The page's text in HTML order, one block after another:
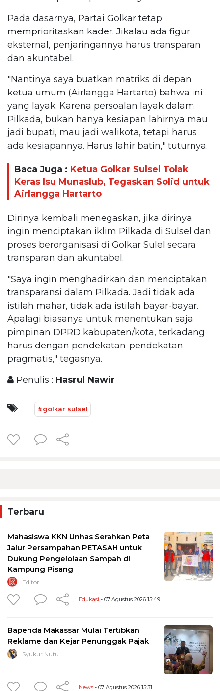
Pada dasarnya, Partai Golkar tetap
memprioritaskan kader. Jikalau ada figur
eksternal, penjaringannya harus transparan
dan akuntabel.
"Nantinya saya buatkan matriks di depan
ketua umum (Airlangga Hartarto) bahwa ini
yang layak. Karena persoalan layak dalam
Pilkada, bukan hanya kesiapan lahirnya mau
jadi bupati, mau jadi walikota, tetapi harus
ada kesiapannya. Harus lahir batin," tuturnya.
Baca Juga : Ketua Golkar Sulsel Tolak
Keras Isu Munaslub, Tegaskan Solid untuk
Airlangga Hartarto
Dirinya kembali menegaskan, jika dirinya
ingin menciptakan iklim Pilkada di Sulsel dan
proses berorganisasi di Golkar Sulel secara
transparan dan akuntabel.
"Saya ingin menghadirkan dan menciptakan
transparansi dalam Pilkada. Jadi tidak ada
istilah mahar, tidak ada istilah bayar-bayar.
Apalagi biasanya untuk menentukan saja
pimpinan DPRD kabupaten/kota, terkadang
harus dengan pendekatan-pendekatan
pragmatis," tegasnya.
Penulis : Hasrul Nawir
#golkar sulsel
Terbaru
Mahasiswa KKN Unhas Serahkan Peta
Jalur Persampahan PETASAH untuk
Dukung Pengelolaan Sampah di
Kampung Pisang
Editor
Edukasi - 07 Agustus 2026 15:49
Bapenda Makassar Mulai Tertibkan
Reklame dan Kejar Penunggak Pajak
Syukur Nutu
News - 07 Agustus 2026 15:31